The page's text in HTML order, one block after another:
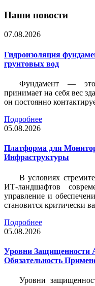
Наши новости
07.08.2026
Гидроизоляция
грунтовых вод
Фундамент — это
принимает на себя вес
он постоянно
Подробнее
05.08.2026
Платформа для
Инфраструктуры
В условиях
ИТ-ландшафтов
управление и
становится критически
Подробнее
05.08.2026
Уровни Защищенности
Обязательность
Уровни